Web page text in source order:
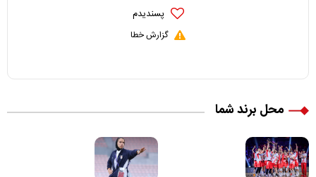
پسندیدم
گزارش خطا
محل برند شما